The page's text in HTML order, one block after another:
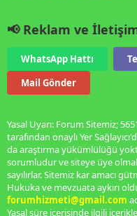
📢 Reklam ve
WhatsApp Hattı
Mail Gönder
Yasal Uyarı: Forum Sitemiz;
tarafından onaylı Yer
da araştırma yükümlülüğü
sorumludur ve siteye üye
sayılırlar. Sitemiz kar amacı
Hukuka ve mevzuata aykırı
forumhizmeti@gmail.com
Yasal süre içerisinde ilgili